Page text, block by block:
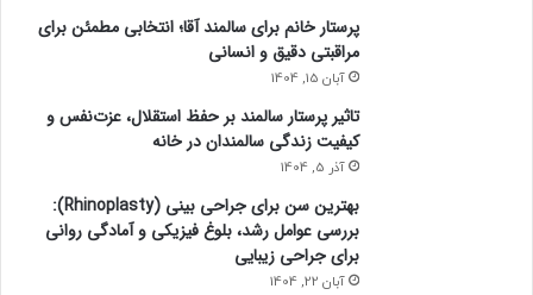
پرستار خانم برای سالمند آقا؛ انتخابی مطمئن برای
مراقبتی دقیق و انسانی
آبان 15, 1404
تاثیر پرستار سالمند بر حفظ استقلال، عزت‌نفس و
کیفیت زندگی سالمندان در خانه
آذر 5, 1404
بهترین سن برای جراحی بینی (Rhinoplasty):
بررسی عوامل رشد، بلوغ فیزیکی و آمادگی روانی
برای جراحی زیبایی
آبان 22, 1404